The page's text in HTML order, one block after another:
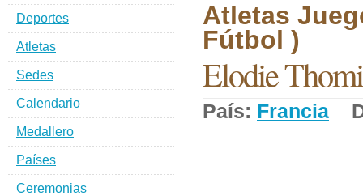
Atletas
Fútbol )
Elodie
País: Francia
Deportes
Atletas
Sedes
Calendario
Medallero
Países
Ceremonias